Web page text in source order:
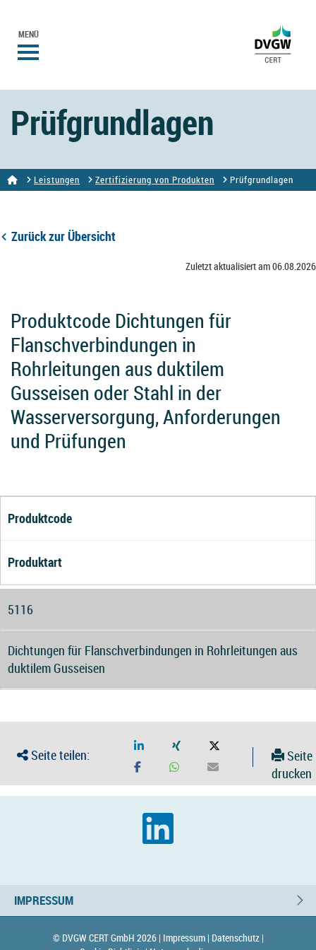
MENÜ
Prüfgrundlagen
Leistungen Zertifizierung von Produkten Prüfgrundlagen
Zurück zur Übersicht
Zuletzt aktualisiert am 06.08.2026
Produktcode Dichtungen für
Flanschverbindungen in
Rohrleitungen aus duktilem
Gusseisen oder Stahl in der
Wasserversorgung, Anforderungen
und Prüfungen
Produktcode
Produktart
5116
Dichtungen für Flanschverbindungen in Rohrleitungen aus
duktilem Gusseisen
Seite teilen:
Seite
drucken
IMPRESSUM
© DVGW CERT GmbH 2026 | Impressum | Datenschutz |